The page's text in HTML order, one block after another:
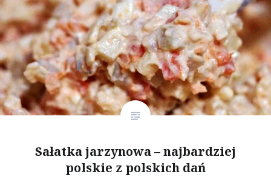
Sałatka jarzynowa – najbardziej
polskie z polskich dań